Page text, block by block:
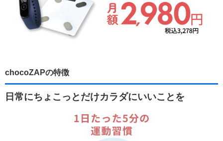
chocoZAPの特徴
日常にちょこっとだけカラダにいいことを